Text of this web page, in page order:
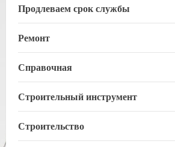
Продлеваем срок службы
Ремонт
Справочная
Строительный инструмент
Строительство